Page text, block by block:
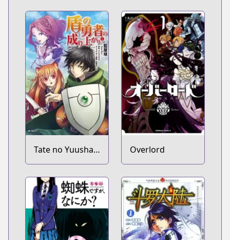
Sekai Saikyou
Tate no Yuusha
no Nariagari
Overlord